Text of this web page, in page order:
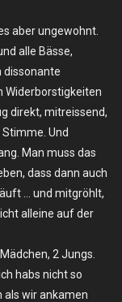
aber ungewohnt.
alle Bässe,
dissonante
Widerborstigkeiten
direkt, mitreissend,
Und
Man muss das
dass dann auch
… und mitgröhlt,
alleine auf der
2 Jungs.
habs nicht so
als wir ankamen